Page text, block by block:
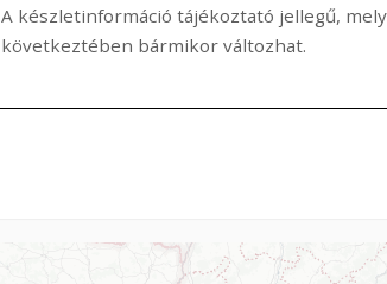
A készletinformáció tájékoztató jellegű,
következtében bármikor változhat.